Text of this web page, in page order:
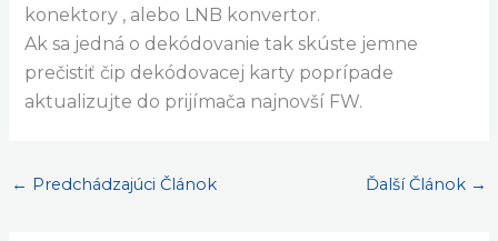
konektory , alebo LNB konvertor.
Ak sa jedná o dekódovanie tak skúste jemne
prečistiť čip dekódovacej karty poprípade
aktualizujte do prijímača najnovší FW.
← Predchádzajúci Článok Ďalší Článok →